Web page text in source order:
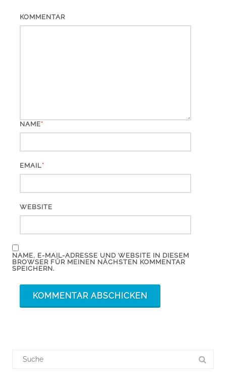
KOMMENTAR
NAME*
EMAIL*
WEBSITE
NAME, E-MAIL-ADRESSE UND WEBSITE IN DIESEM
BROWSER FÜR MEINEN NÄCHSTEN KOMMENTAR
SPEICHERN.